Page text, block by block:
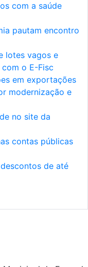
com a saúde
pautam encontro
lotes vagos e
o E-Fisc
em exportações
modernização e
no site da
contas públicas
de até